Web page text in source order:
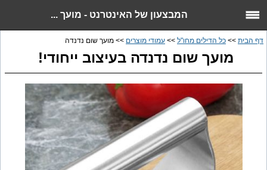
המבצעון של האינטרנט - מועך ...
דף הבית >> כל הדילים מחו"ל >> עמודי מוצרים >> מועך שום נדנדה
מועך שום נדנדה בעיצוב ייחודי!